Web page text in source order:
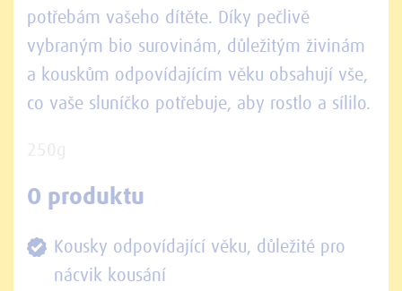
potřebám vašeho dítěte. Díky pečlivě
vybraným bio surovinám, důležitým živinám
a kouskům odpovídajícím věku obsahují vše,
co vaše sluníčko potřebuje, aby rostlo a sílilo.
O produktu
Kousky odpovídající věku, důležité pro
nácvik kousání